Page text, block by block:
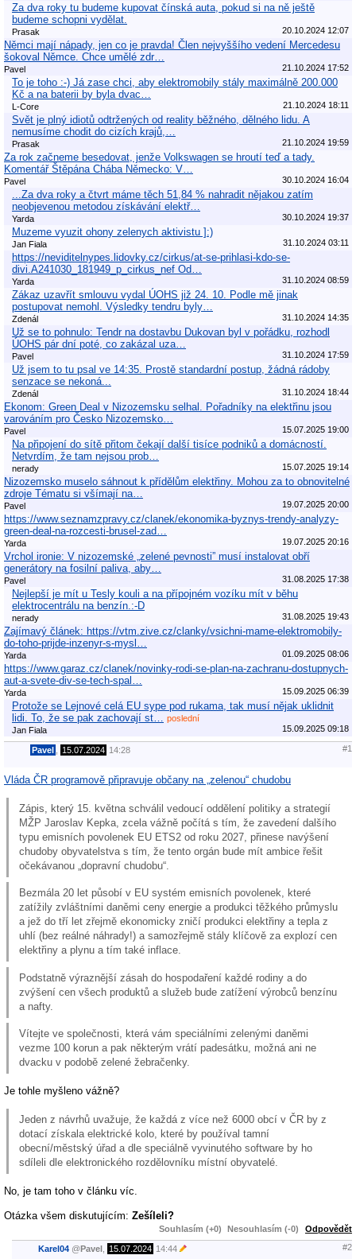
Za dva roky tu budeme kupovat čínská auta, pokud si na ně ještě
budeme schopni vydělat.
Prasak 20.10.2024 12:07
Němci mají nápady, jen co je pravda! Člen nejvyššího vedení Mercedesu
šokoval Němce. Chce umělé zdr…
Pavel 21.10.2024 17:52
To je toho :-) Já zase chci, aby elektromobily stály maximálně 200.000
Kč a na baterii by byla dvac…
L-Core 21.10.2024 18:11
Svět je plný idiotů odtržených od reality běžného, dělného lidu. A
nemusíme chodit do cizích krajů,…
Prasak 21.10.2024 19:59
Za rok začneme besedovat, jenže Volkswagen se hroutí teď a tady.
Komentář Štěpána Chába Německo: V…
Pavel 30.10.2024 16:04
...Za dva roky a čtvrt máme těch 51,84 % nahradit nějakou zatím
neobjevenou metodou získávání elektř…
Yarda 30.10.2024 19:37
Muzeme vyuzit ohony zelenych aktivistu ]:)
Jan Fiala 31.10.2024 03:11
https://neviditelnypes.lidovky.cz/cirkus/at-se-prihlasi-kdo-se-
divi.A241030_181949_p_cirkus_nef Od…
Yarda 31.10.2024 08:59
Zákaz uzavřít smlouvu vydal ÚOHS již 24. 10. Podle mě jinak
postupovat nemohl. Výsledky tendru byly…
Zdenál 31.10.2024 14:35
Už se to pohnulo: Tendr na dostavbu Dukovan byl v pořádku, rozhodl
ÚOHS pár dní poté, co zakázal uza…
Pavel 31.10.2024 17:59
Už jsem to tu psal ve 14:35. Prostě standardní postup, žádná rádoby
senzace se nekoná...
Zdenál 31.10.2024 18:44
Ekonom: Green Deal v Nizozemsku selhal. Pořadníky na elektřinu jsou
varováním pro Česko Nizozemsko…
Pavel 15.07.2025 19:00
Na připojení do sítě přitom čekají další tisíce podniků a domácností.
Netvrdím, že tam nejsou prob…
nerady 15.07.2025 19:14
Nizozemsko muselo sáhnout k přídělům elektřiny. Mohou za to obnovitelné
zdroje Tématu si všímají na…
Pavel 19.07.2025 20:00
https://www.seznamzpravy.cz/clanek/ekonomika-byznys-trendy-analyzy-
green-deal-na-rozcesti-brusel-zad…
Yarda 19.07.2025 20:16
Vrchol ironie: V nizozemské „zelené pevnosti” musí instalovat obří
generátory na fosilní paliva, aby…
Pavel 31.08.2025 17:38
Nejlepší je mít u Tesly kouli a na přípojném vozíku mít v běhu
elektrocentrálu na benzín.:-D
nerady 31.08.2025 19:43
Zajímavý článek: https://vtm.zive.cz/clanky/vsichni-mame-elektromobily-
do-toho-prijde-inzenyr-s-mysl…
Yarda 01.09.2025 08:06
https://www.garaz.cz/clanek/novinky-rodi-se-plan-na-zachranu-dostupnych-
aut-a-svete-div-se-tech-spal…
Yarda 15.09.2025 06:39
Protože se Lejnové celá EU sype pod rukama, tak musí nějak uklidnit
lidi. To, že se pak zachovají st…
poslední
Jan Fiala
15.09.2025 09:18
Pavel 15.07.2024 14:28 #1
Vláda ČR programově připravuje občany na „zelenou“ chudobu
Zápis, který 15. května schválil vedoucí oddělení politiky a strategií
MŽP Jaroslav Kepka, zcela vážně počítá s tím, že zavedení dalšího
typu emisních povolenek EU ETS2 od roku 2027, přinese navýšení
chudoby obyvatelstva s tím, že tento orgán bude mít ambice řešit
očekávanou „dopravní chudobu“.
Bezmála 20 let působí v EU systém emisních povolenek, které
zatížily zvláštními daněmi ceny energie a produkci těžkého průmyslu
a jež do tří let zřejmě ekonomicky zničí produkci elektřiny a tepla z
uhlí (bez reálné náhrady!) a samozřejmě stály klíčově za explozí cen
elektřiny a plynu a tím také inflace.
Podstatně výraznější zásah do hospodaření každé rodiny a do
zvýšení cen všech produktů a služeb bude zatížení výrobců benzínu
a nafty.
Vítejte ve společnosti, která vám speciálními zelenými daněmi
vezme 100 korun a pak některým vrátí padesátku, možná ani ne
dvacku v podobě zelené žebračenky.
Je tohle myšleno vážně?
Jeden z návrhů uvažuje, že každá z více než 6000 obcí v ČR by z
dotací získala elektrické kolo, které by používal tamní
obecní/městský úřad a dle speciálně vyvinutého software by ho
sdíleli dle elektronického rozdělovníku místní obyvatelé.
No, je tam toho v článku víc.
Otázka všem diskutujícím: Zešíleli?
Souhlasím (+0) Nesouhlasím (-0) Odpovědět
Karel04 @Pavel 15.07.2024 14:44 #2